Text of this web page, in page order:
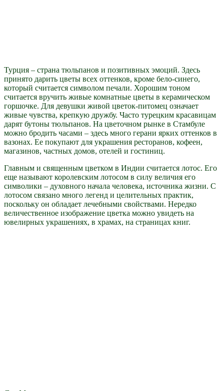
Турция – страна тюльпанов и позитивных эмоций. Здесь
принято дарить цветы всех оттенков, кроме бело-синего,
который считается символом печали. Хорошим тоном
считается вручить живые комнатные цветы в керамическом
горшочке. Для девушки живой цветок-питомец означает
живые чувства, крепкую дружбу. Часто турецким красавицам
дарят бутоны тюльпанов. На цветочном рынке в Стамбуле
можно бродить часами – здесь много герани ярких оттенков в
вазонах. Ее покупают для украшения ресторанов, кофеен,
магазинов, частных домов, отелей и гостиниц.
Главным и священным цветком в Индии считается лотос. Его
еще называют королевским лотосом в силу величия его
символики – духовного начала человека, источника жизни. С
лотосом связано много легенд и целительных практик,
поскольку он обладает лечебными свойствами. Нередко
величественное изображение цветка можно увидеть на
ювелирных украшениях, в храмах, на страницах книг.